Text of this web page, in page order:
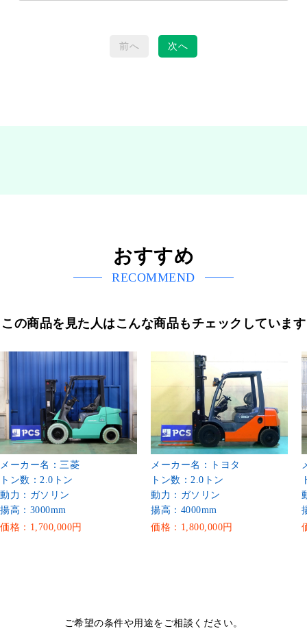
前へ 次へ
おすすめ
RECOMMEND
この商品を見た人はこんな商品もチェックしています
メーカー名：三菱
トン数：2.0トン
動力：ガソリン
揚高：3000mm
価格：1,700,000円
メーカー名：トヨタ
トン数：2.0トン
動力：ガソリン
揚高：4000mm
価格：1,800,000円
ご希望の条件や用途をご相談ください。